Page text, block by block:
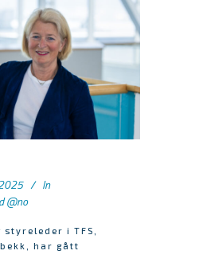
In
@no
styreleder i TFS,
har gått